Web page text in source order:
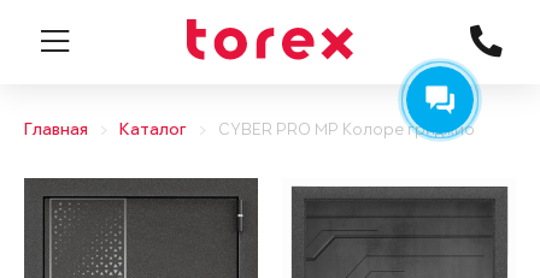
Главная Каталог CYBER PRO MP Колоре гриджио